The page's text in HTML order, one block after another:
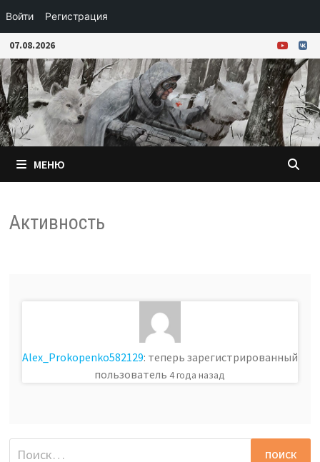
Войти Регистрация
Перейти
к
содержимому
07.08.2026
МЕНЮ
Активность
Alex_Prokopenko582129: теперь зарегистрированный
пользователь 4 года назад
Найти: